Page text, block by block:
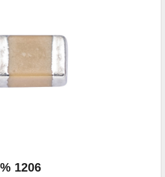
1206